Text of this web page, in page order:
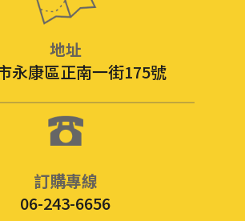
地址
永康區正南一街175號
訂購專線
06-243-6656